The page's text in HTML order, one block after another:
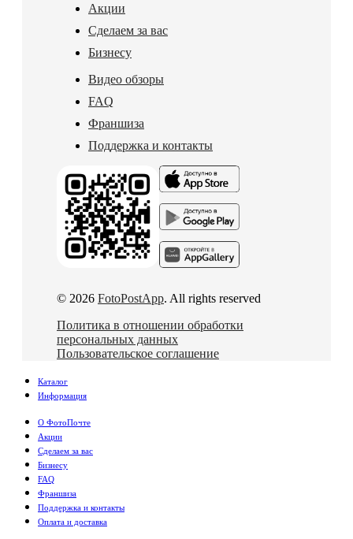
Акции
Сделаем за вас
Бизнесу
Видео обзоры
FAQ
Франшиза
Поддержка и контакты
© 2026 FotoPostApp. All rights reserved
Политика в отношении обработки
персональных данных
Пользовательское соглашение
Каталог
Информация
О ФотоПочте
Акции
Сделаем за вас
Бизнесу
FAQ
Франшиза
Поддержка и контакты
Оплата и доставка